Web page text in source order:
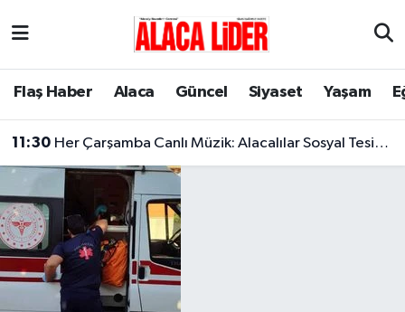
Flaş Haber Alaca Güncel Siyaset Yaşam
11:30 Her Çarşamba Canlı Müzik: Alacalılar Sosyal Tesislerde Buluşuyor!
Çorum Nöbetçi Eczaneler
Çorum Trafik Yoğunluk Haritası
Süper Lig Puan Durumu ve Fikstür
Tüm Manşetler